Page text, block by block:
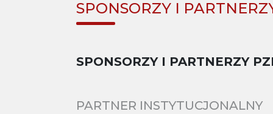
SPONSORZY I
SPONSORZY I PARTNERZY
PARTNER INSTYTUCJONALNY